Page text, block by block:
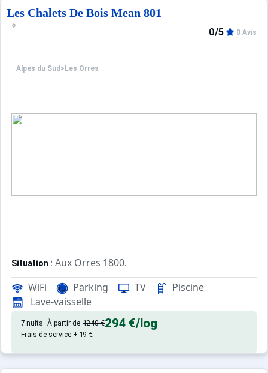
Les Chalets De Bois Mean 801
Alpes du Sud > Les Orres
0/5 0 Avis
Situation : Aux Orres 1800.
Appartement de particulier :Confortable et tout équipé.
WiFi Parking TV
Piscine
Lave-vaisselle
7 nuits À partir de 1240 €294 €/log
Frais de service + 19 €